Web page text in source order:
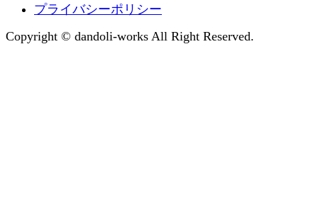
プライバシーポリシー
Copyright © dandoli-works All Right Reserved.